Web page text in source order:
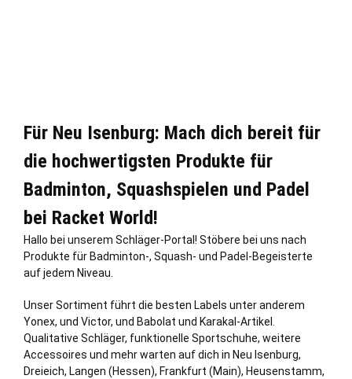
Für Neu Isenburg: Mach dich bereit für
die hochwertigsten Produkte für
Badminton, Squashspielen und Padel
bei Racket World!
Hallo bei unserem Schläger-Portal! Stöbere bei uns nach
Produkte für Badminton-, Squash- und Padel-Begeisterte
auf jedem Niveau.
Unser Sortiment führt die besten Labels unter anderem
Yonex, und Victor, und Babolat und Karakal-Artikel.
Qualitative Schläger, funktionelle Sportschuhe, weitere
Accessoires und mehr warten auf dich in Neu Isenburg,
Dreieich, Langen (Hessen), Frankfurt (Main), Heusenstamm,